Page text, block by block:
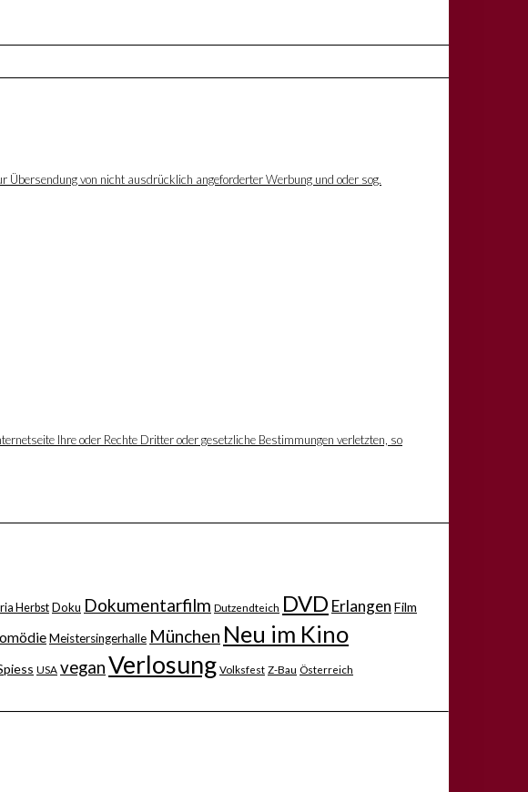
von nicht ausdrücklich angeforderter Werbung und oder sog.
Ihre oder Rechte Dritter oder gesetzliche Bestimmungen verletzten, so
HerbstDoku Dokumentarfilm Dutzendteich DVD Erlangen Film
Meistersingerhalle München Neu im Kino
USA veganVerlosung Volksfest Z-Bau Österreich